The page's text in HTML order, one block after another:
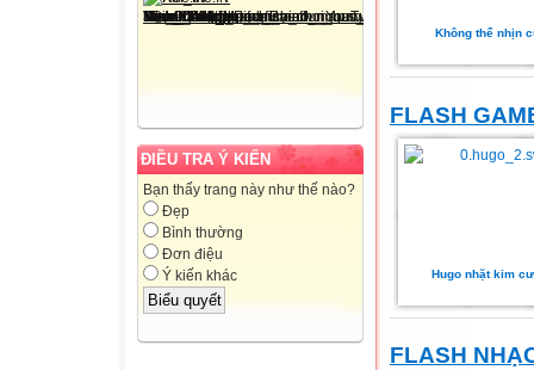
ĐIỀU TRA Ý KIẾN
Bạn thấy trang này như thế nào?
Đẹp
Bình thường
Đơn điệu
Ý kiến khác
Không thể nhịn
FLASH
Hugo nhặt kim
FLASH